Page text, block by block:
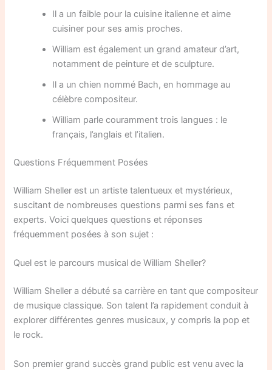
Il a un faible pour la cuisine italienne et aime
cuisiner pour ses amis proches.
William est également un grand amateur d’art,
notamment de peinture et de sculpture.
Il a un chien nommé Bach, en hommage au
célèbre compositeur.
William parle couramment trois langues : le
français, l’anglais et l’italien.
Questions Fréquemment Posées
William Sheller est un artiste talentueux et mystérieux,
suscitant de nombreuses questions parmi ses fans et
experts. Voici quelques questions et réponses
fréquemment posées à son sujet :
Quel est le parcours musical de William Sheller?
William Sheller a débuté sa carrière en tant que compositeur
de musique classique. Son talent l’a rapidement conduit à
explorer différentes genres musicaux, y compris la pop et
le rock.
Son premier grand succès grand public est venu avec la